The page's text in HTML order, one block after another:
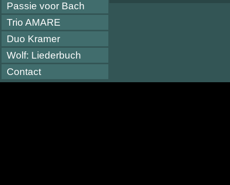
Passie voor Bach
Trio AMARE
Duo Kramer
Wolf: Liederbuch
Contact